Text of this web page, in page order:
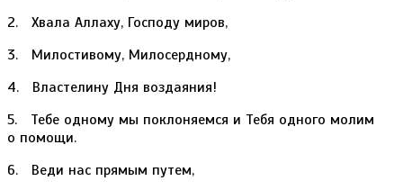
2. Хвала Аллаху, Господу миров,
3. Милостивому, Милосердному,
4. Властелину Дня воздаяния!
5. Тебе одному мы поклоняемся и Тебя одного молим
о помощи.
6. Веди нас прямым путем,